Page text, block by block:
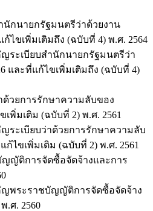
นักนายกรัฐมนตรีว่าด้วยงาน
ไขเพิ่มเติมถึง (ฉบับที่ 4) พ.ศ. 2564
ระเบียบสำนักนายกรัฐมนตรีว่า
และที่แก้ไขเพิ่มเติมถึง (ฉบับที่ 4)
ด้วยการรักษาความลับของ
เพิ่มเติม (ฉบับที่ 2) พ.ศ. 2561
ระเบียบว่าด้วยการรักษาความลับ
ก้ไขเพิ่มเติม (ฉบับที่ 2) พ.ศ. 2561
ญัติการจัดซื้อจัดจ้างและการ
พระราชบัญญัติการจัดซื้อจัดจ้าง
.ศ. 2560